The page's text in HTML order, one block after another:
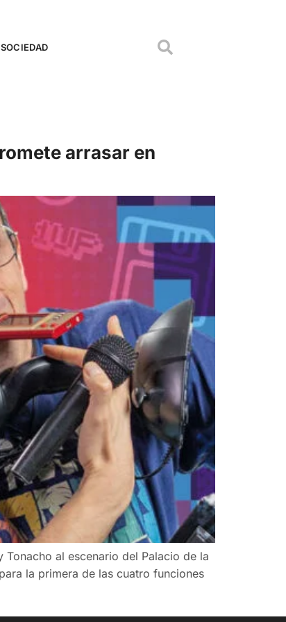
SOCIEDAD
arrasar en
al escenario del Palacio de la
la primera de las cuatro funciones